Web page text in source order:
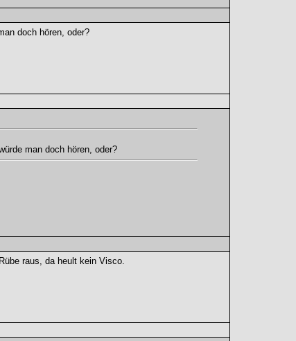
doch hören, oder?
man doch hören, oder?
raus, da heult kein Visco.